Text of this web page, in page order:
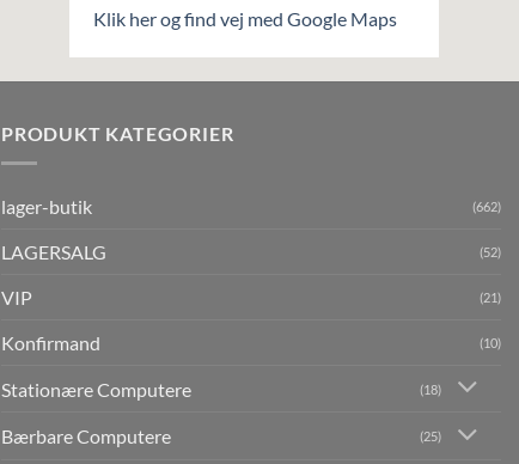
Klik her og find vej med Google Maps
PRODUKT KATEGORIER
lager-butik (662)
LAGERSALG (52)
VIP (21)
Konfirmand (10)
Stationære Computere (18)
Bærbare Computere (25)